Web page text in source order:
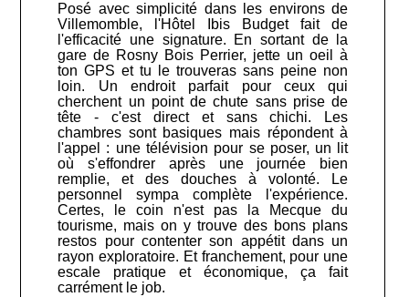
Posé avec simplicité dans les environs de
Villemomble, l'Hôtel Ibis Budget fait de
l'efficacité une signature. En sortant de la
gare de Rosny Bois Perrier, jette un oeil à
ton GPS et tu le trouveras sans peine non
loin. Un endroit parfait pour ceux qui
cherchent un point de chute sans prise de
tête - c'est direct et sans chichi. Les
chambres sont basiques mais répondent à
l'appel : une télévision pour se poser, un lit
où s'effondrer après une journée bien
remplie, et des douches à volonté. Le
personnel sympa complète l'expérience.
Certes, le coin n'est pas la Mecque du
tourisme, mais on y trouve des bons plans
restos pour contenter son appétit dans un
rayon exploratoire. Et franchement, pour une
escale pratique et économique, ça fait
carrément le job.